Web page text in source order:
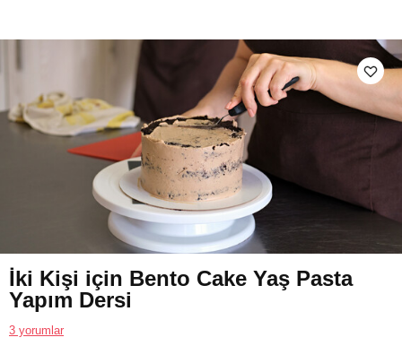
İki Kişi için Bento Cake Yaş Pasta
Yapım Dersi
3 yorumlar